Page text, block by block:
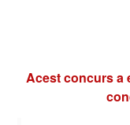
Acest concurs a